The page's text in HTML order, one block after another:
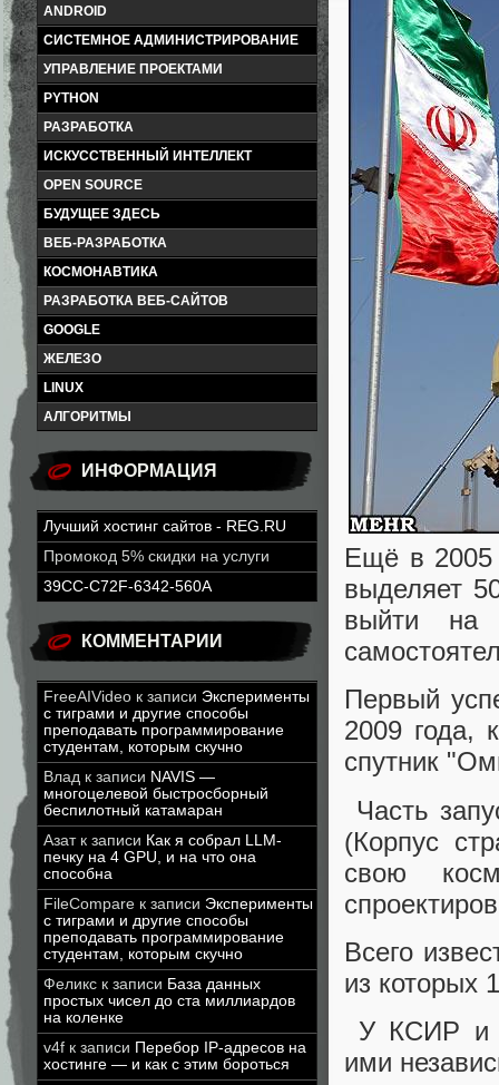
ANDROID
СИСТЕМНОЕ АДМИНИСТРИРОВАНИЕ
УПРАВЛЕНИЕ ПРОЕКТАМИ
PYTHON
РАЗРАБОТКА
ИСКУССТВЕННЫЙ ИНТЕЛЛЕКТ
OPEN SOURCE
БУДУЩЕЕ ЗДЕСЬ
ВЕБ-РАЗРАБОТКА
КОСМОНАВТИКА
РАЗРАБОТКА ВЕБ-САЙТОВ
GOOGLE
ЖЕЛЕЗО
LINUX
АЛГОРИТМЫ
ИНФОРМАЦИЯ
Лучший хостинг сайтов - REG.RU
Промокод 5% скидки на услуги
39CC-C72F-6342-560A
КОММЕНТАРИИ
FreeAIVideo к записи Эксперименты
с тиграми и другие способы
преподавать программирование
студентам, которым скучно
Влад к записи NAVIS —
многоцелевой быстросборный
беспилотный катамаран
Азатк записи Как я собрал LLM-
печку на 4 GPU, и на что она
способна
FileCompare к записи Эксперименты
с тиграми и другие способы
преподавать программирование
студентам, которым скучно
Феликс к записи База данных
простых чисел до ста миллиардов
на коленке
v4f к записи Перебор IP-адресов на
хостинге — и как с этим бороться
Ещё в 2005
выделяет
выйти на
Первый
2009 года,
спутник
Часть
(Корпус
свою
Всего
из которых
У КСИР и
ими